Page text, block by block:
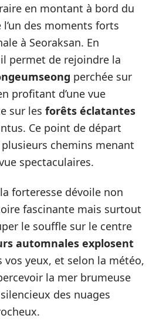
en montant à bord du
l’un des moments forts
à Seoraksan. En
permet de rejoindre la
perchée sur
profitant d’une vue
sur les forêts éclatantes
Ce point de départ
plusieurs chemins menant
spectaculaires.
forteresse dévoile non
fascinante mais surtout
le souffle sur le centre
automnales explosent
vos yeux, et selon la météo,
la mer brumeuse
des nuages